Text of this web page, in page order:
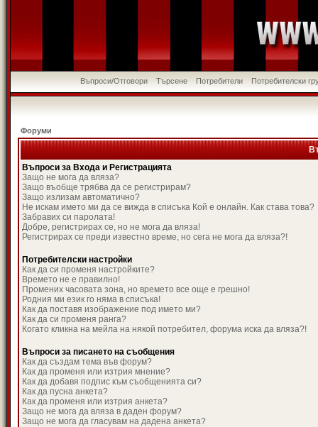
Въпроси/Отговори Търсене Потребители Потребителски
Форуми
Въпроси за Входа и Регистрацията
Защо не мога да вляза?
Защо въобще трябва да се регистрирам?
Защо излизам автоматично?
Не искам името ми да се вижда в списъка Кой е онлайн. Как става това?
Забравих си паролата!
Добре, регистрирах се, но не мога да вляза!
Регистрирах се преди известно време, но сега не мога да вляза?!
Потребителски настройки
Как да си променя настройките?
Времето не е правилно!
Промених часовата зона, но времето все още е грешно!
Родния ми език го няма в списъка!
Как да поставя изображение под името ми?
Как да си променя ранга?
Когато кликна на мейла на някой потребител, форума иска да вляза?!
Въпроси за писането на съобщения
Как да създам тема във форум?
Как да променя или изтрия мнение?
Как да добавя подпис към съобщенията си?
Как да пусна анкета?
Как да променя или изтрия анкета?
Защо не мога да вляза в даден форум?
Защо не мога да гласувам на дадена анкета?